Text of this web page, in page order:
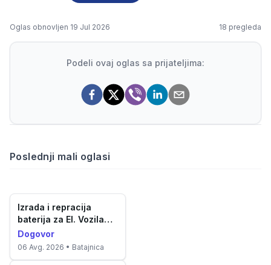
Oglas obnovljen 19 Jul 2026 18 pregleda
Podeli ovaj oglas sa prijateljima:
Poslednji mali oglasi
Izrada i repracija
baterija za El. Vozila
aku...
Dogovor
06 Avg. 2026 • Batajnica